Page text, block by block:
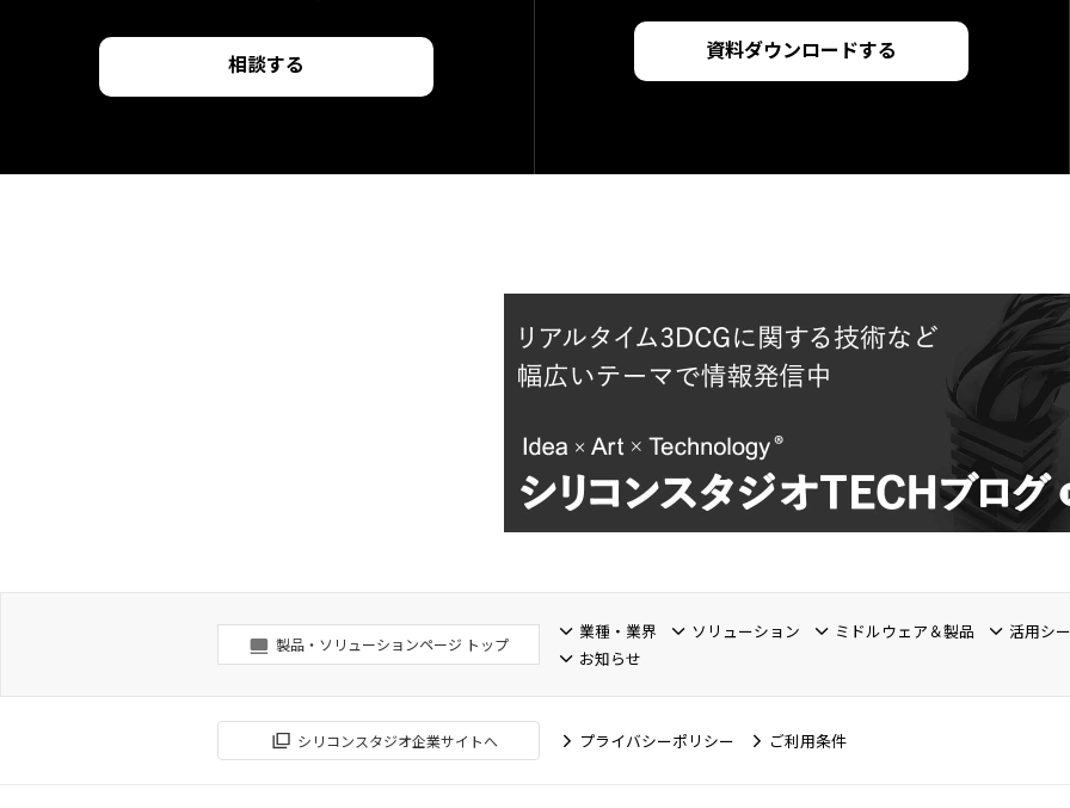
相談する
資料ダウンロードする
製品・ソリューションページ トップ
業種・業界 ソリューション ミドルウェア＆製品
活用シ
お知らせ
シリコンスタジオ企業サイトへ プライバシーポリシー ご利用条件